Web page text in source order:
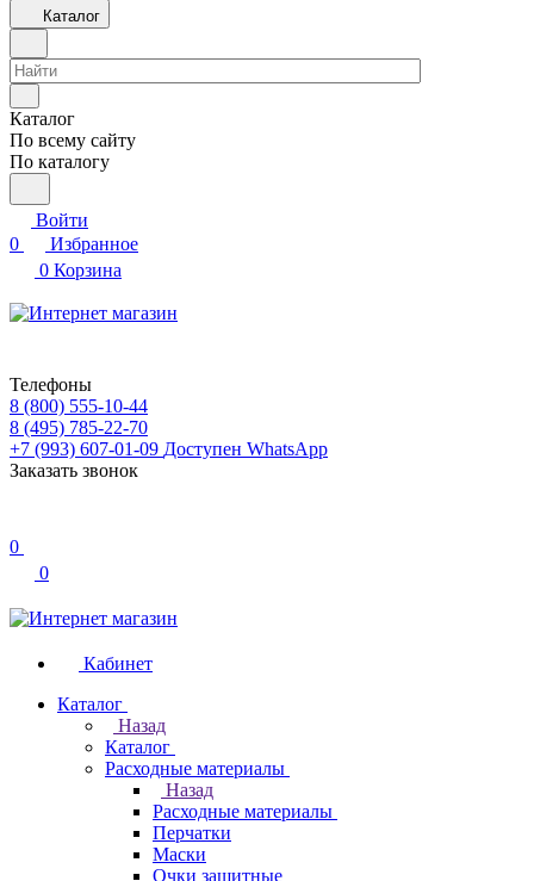
Каталог
Каталог
По всему сайту
По каталогу
Войти
0
Избранное
0 Корзина
Телефоны
8 (800) 555-10-44
8 (495) 785-22-70
+7 (993) 607-01-09 Доступен WhatsApp
Заказать звонок
0
0
Кабинет
Каталог
Назад
Каталог
Расходные материалы
Назад
Расходные материалы
Перчатки
Маски
Очки защитные